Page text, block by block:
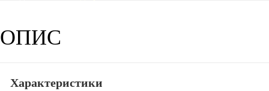
ОПИС
Характеристики